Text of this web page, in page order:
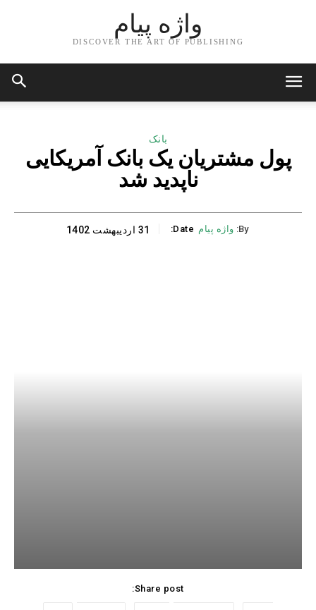
واژه پیام
DISCOVER THE ART OF PUBLISHING
بانک
پول مشتریان یک بانک آمریکایی
ناپدید شد
By: واژه پیام Date: 31 اردیبهشت 1402
Share post: